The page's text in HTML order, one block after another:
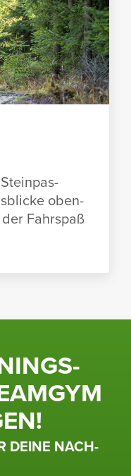
oben­
Fahr­spaß
DEINE NACH­